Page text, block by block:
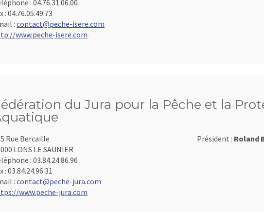
: 04.76.31.06.00
:04.76.05.49.73
:contact@peche-isere.com
www.peche-isere.com
du Jura pour la Pêche et la
Rue Bercaille
LONS LE SAUNIER
: 03.84.24.86.96
:03.84.24.96.31
:contact@peche-jura.com
www.peche-jura.com
Président : Roland